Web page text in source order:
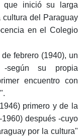
inició su larga
del Paraguay
en el Colegio
febrero (1940), un
según su propia
encuentro con
primero y de la
después -cuyo
por la cultura"